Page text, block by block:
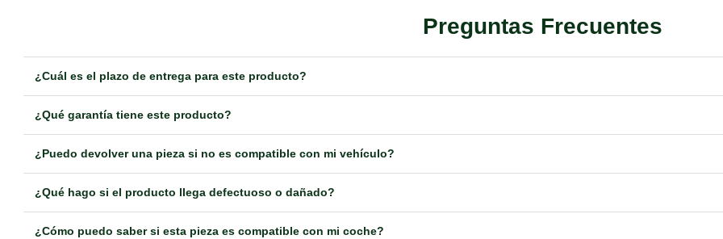
Preguntas Frecuentes
¿Cuál es el plazo de entrega para este producto?
¿Qué garantía tiene este producto?
¿Puedo devolver una pieza si no es compatible con mi vehículo?
¿Qué hago si el producto llega defectuoso o dañado?
¿Cómo puedo saber si esta pieza es compatible con mi coche?